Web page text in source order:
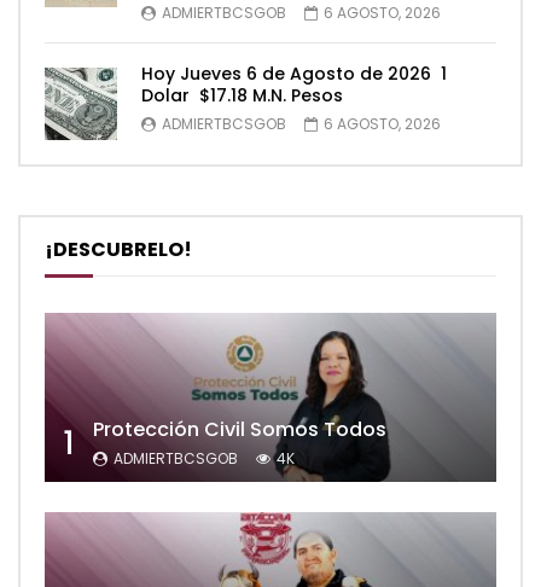
ADMIERTBCSGOB 6 AGOSTO, 2026
Hoy Jueves 6 de Agosto de 2026 1
Dolar $17.18 M.N. Pesos
ADMIERTBCSGOB 6 AGOSTO, 2026
¡DESCUBRELO!
1 Protección Civil Somos Todos
ADMIERTBCSGOB 4K